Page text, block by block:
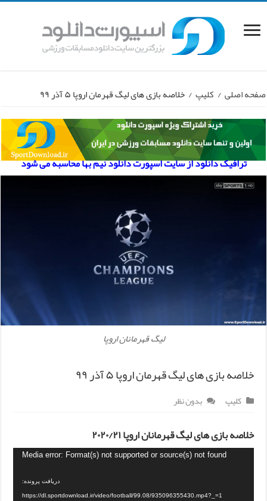
صفحه اصلی / کلیپ / خلاصه بازی های لیگ قهرمان اروپا ۵ آذر ۹۹
ترافیک دانلود از سایت اسپورت دانلود نیم بها محاسبه می شود
لیگ قهرمانان اروپا
خلاصه بازی های لیگ قهرمان اروپا ۵ آذر ۹۹
کلیپ بدون نظر
خلاصه بازی های لیگ قهرمانان اروپا ۲۰۲۰/۲۱
Media error: Format(s) not supported or source(s) not found
دریافت پرونده:
https://dl.sportdownload.ir/video/football/99.08/935096355430.mp4?_=1